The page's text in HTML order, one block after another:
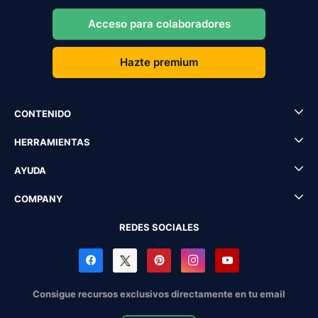
Acceso para colaboradores
Hazte premium
CONTENIDO
HERRAMIENTAS
AYUDA
COMPANY
REDES SOCIALES
Consigue recursos exclusivos directamente en tu email